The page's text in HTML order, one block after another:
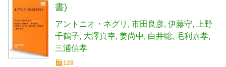
書)
アントニオ・ネグリ 市田良彦 伊藤守
上野
千鶴子 大澤真幸 姜尚中 白井聡 毛利嘉孝
三浦信孝
128